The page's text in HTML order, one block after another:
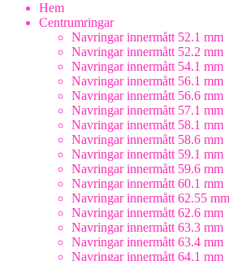
Hem
Centrumringar
Navringar innermått 52.1 mm
Navringar innermått 52.2 mm
Navringar innermått 54.1 mm
Navringar innermått 56.1 mm
Navringar innermått 56.6 mm
Navringar innermått 57.1 mm
Navringar innermått 58.1 mm
Navringar innermått 58.6 mm
Navringar innermått 59.1 mm
Navringar innermått 59.6 mm
Navringar innermått 60.1 mm
Navringar innermått 62.55 mm
Navringar innermått 62.6 mm
Navringar innermått 63.3 mm
Navringar innermått 63.4 mm
Navringar innermått 64.1 mm